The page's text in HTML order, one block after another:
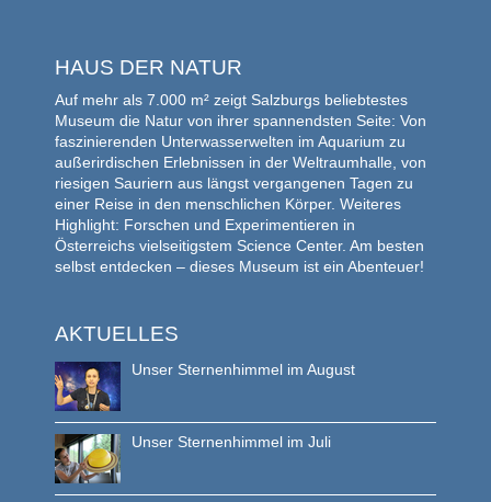
HAUS DER NATUR
Auf mehr als 7.000 m² zeigt Salzburgs beliebtestes
Museum die Natur von ihrer spannendsten Seite: Von
faszinierenden Unterwasserwelten im Aquarium zu
außerirdischen Erlebnissen in der Weltraumhalle, von
riesigen Sauriern aus längst vergangenen Tagen zu
einer Reise in den menschlichen Körper. Weiteres
Highlight: Forschen und Experimentieren in
Österreichs vielseitigstem Science Center. Am besten
selbst entdecken – dieses Museum ist ein Abenteuer!
AKTUELLES
Unser Sternenhimmel im August
Unser Sternenhimmel im Juli